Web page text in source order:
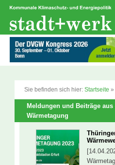
Zum
springen
Sie befinden sich hier: Startseite »
Meldungen und Beiträge
Wärmetagung